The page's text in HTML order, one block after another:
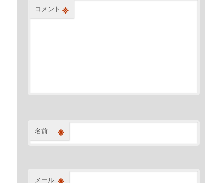
コメント ※
名前 ※
メール ※